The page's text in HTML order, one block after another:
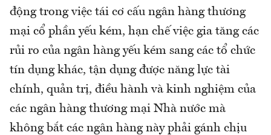
động trong việc tái cơ cấu ngân hàng thương
mại cổ phần yếu kém, hạn chế việc gia tăng các
rủi ro của ngân hàng yếu kém sang các tổ chức
tín dụng khác, tận dụng được năng lực tài
chính, quản trị, điều hành và kinh nghiệm của
các ngân hàng thương mại Nhà nước mà
không bắt các ngân hàng này phải gánh chịu